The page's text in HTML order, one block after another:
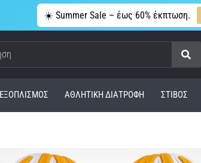
☀️ Summer Sale – έως 60% έκπτωση.
Αναζήτηση
ΕΞΟΠΛΙΣΜΌΣ ΑΘΛΗΤΙΚΉ ΔΙΑΤΡΟΦΉ ΣΤΊΒΟΣ